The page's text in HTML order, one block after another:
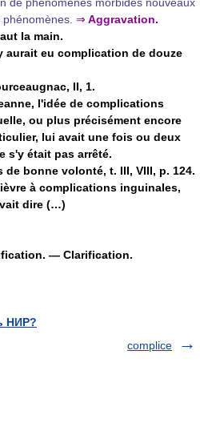
de phénomènes morbides nouveaux
⇒ Aggravation.
la main.
eu complication de douze
II, 1.
l'idée de complications
ou plus précisément encore
lui avait une fois ou deux
s'y était pas arrêté.
de bonne volonté, t. III, VIII, p. 124.
à complications inguinales,
dire (…)
— Clarification.
НИР?
complice